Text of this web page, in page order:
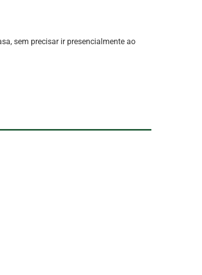
sem precisar ir presencialmente ao